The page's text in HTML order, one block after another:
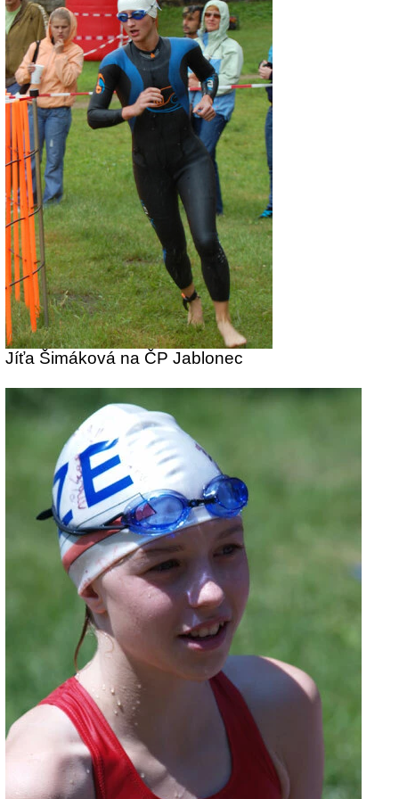
Jíťa Šimáková na ČP Jablonec